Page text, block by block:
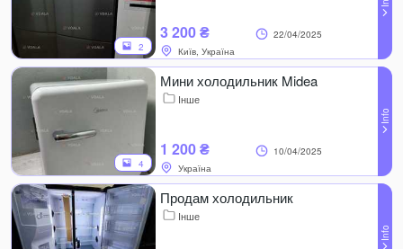
2
3 200 ₴
22/04/2025
Київ, Україна
4
Мини холодильник Midea
Інше
1 200 ₴
10/04/2025
Україна
Продам холодильник
Інше